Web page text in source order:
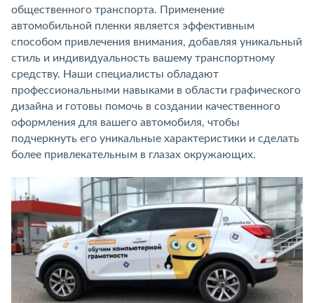
общественного транспорта. Применение
автомобильной пленки является эффективным
способом привлечения внимания, добавляя уникальный
стиль и индивидуальность вашему транспортному
средству. Наши специалисты обладают
профессиональными навыками в области графического
дизайна и готовы помочь в создании качественного
оформления для вашего автомобиля, чтобы
подчеркнуть его уникальные характеристики и сделать
более привлекательным в глазах окружающих.